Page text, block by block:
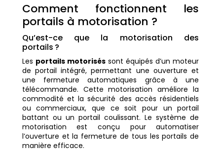
Comment fonctionnent les
portails à motorisation ?
Qu’est-ce que la motorisation des
portails ?
Les portails motoriséssont équipés d’un moteur
de portail intégré, permettant une ouverture et
une fermeture automatiques grâce à une
télécommande. Cette motorisation améliore la
commodité et la sécurité des accès résidentiels
ou commerciaux, que ce soit pour un portail
battant ou un portail coulissant. Le système de
motorisation est conçu pour automatiser
l’ouverture et la fermeture de tous les portails de
manière efficace.